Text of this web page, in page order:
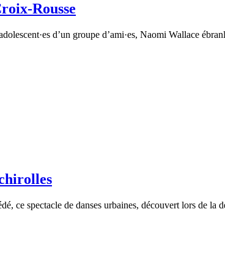
Rousse
d’un groupe d’ami·es, Naomi Wallace
ce spectacle de danses urbaines, découvert lors de